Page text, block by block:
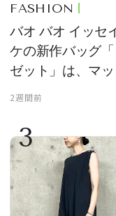
FASHION
バオ バオ イッセ
ケの新作バッグ「
ゼット」は、マ
2週間前
3